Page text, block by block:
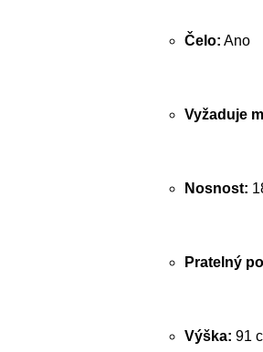
Čelo: Ano
Vyžaduje
Nosnost:
Pratelný
Výška: 91